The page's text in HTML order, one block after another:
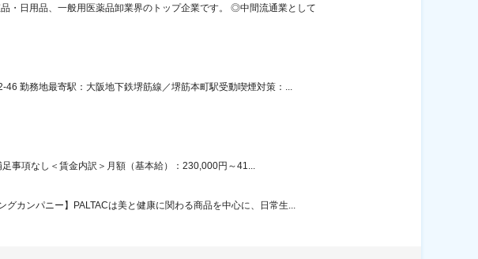
・日用品、一般用医薬品卸業界のトップ企業です。 ◎中間流通業として
勤務地最寄駅：大阪地下鉄堺筋線／堺筋本町駅受動喫煙対策：...
事項なし＜賃金内訳＞月額（基本給）：230,000円～41...
グカンパニー】PALTACは美と健康に関わる商品を中心に、日常生...